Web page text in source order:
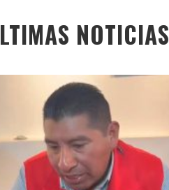
NOTICIAS